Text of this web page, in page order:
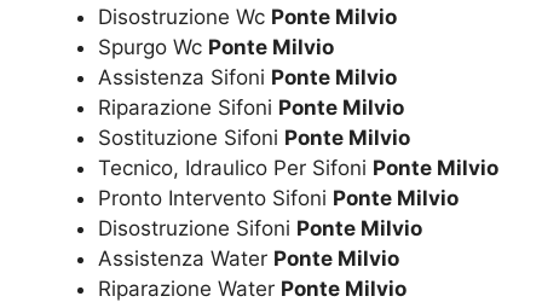
Disostruzione Wc Ponte Milvio
Spurgo Wc Ponte Milvio
Assistenza Sifoni Ponte Milvio
Riparazione Sifoni Ponte Milvio
Sostituzione Sifoni Ponte Milvio
Tecnico, Idraulico Per Sifoni Ponte Milvio
Pronto Intervento Sifoni Ponte Milvio
Disostruzione Sifoni Ponte Milvio
Assistenza Water Ponte Milvio
Riparazione Water Ponte Milvio